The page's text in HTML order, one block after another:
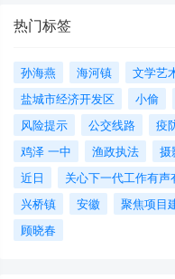
热门标签
孙海燕 海河镇 文学艺
盐城市经济开发区
小偷
风险提示
公交线路 疫
鸡泽 一中
渔政执法 摄
近日
关心下一代工作有声
兴桥镇
安徽 聚焦项目
顾晓春